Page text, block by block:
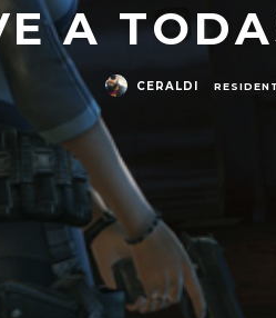
A
CERALDI